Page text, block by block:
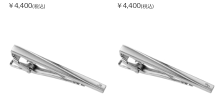
￥4,400(税込) ￥4,400(税込)